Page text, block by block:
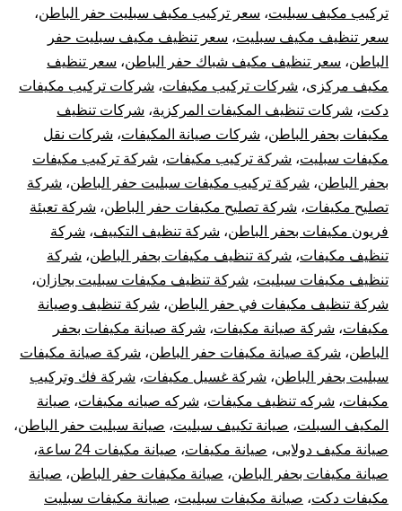
تركيب مكيف سبليت، سعر تركيب مكيف سبليت حفر الباطن،
سعر تنظيف مكيف سبليت، سعر تنظيف مكيف سبليت حفر
الباطن، سعر تنظيف مكيف شباك حفر الباطن، سعر تنظيف
مكيف مركزى، شركات تركيب مكيفات، شركات تركيب مكيفات
دكت، شركات تنظيف المكيفات المركزية، شركات تنظيف
مكيفات بحفر الباطن، شركات صيانة المكيفات، شركات نقل
مكيفات سبليت، شركة تركيب مكيفات، شركة تركيب مكيفات
بحفر الباطن، شركة تركيب مكيفات سبليت حفر الباطن، شركة
تصليح مكيفات، شركة تصليح مكيفات حفر الباطن، شركة تعبئة
فريون مكيفات بحفر الباطن، شركة تنظيف التكييف، شركة
تنظيف مكيفات، شركة تنظيف مكيفات بحفر الباطن، شركة
تنظيف مكيفات سبليت، شركة تنظيف مكيفات سبليت بجازان،
شركة تنظيف مكيفات في حفر الباطن، شركة تنظيف وصيانة
مكيفات، شركة صيانة مكيفات، شركة صيانة مكيفات بحفر
الباطن، شركة صيانة مكيفات حفر الباطن، شركة صيانة مكيفات
سبليت بحفر الباطن، شركة غسيل مكيفات، شركة فك وتركيب
مكيفات، شركه تنظيف مكيفات، شركه صيانه مكيفات، صيانة
المكيف السبلت، صيانة تكييف سبليت، صيانة سبليت حفر الباطن،
صيانة مكيف دولابى، صيانة مكيفات، صيانة مكيفات 24 ساعة
،
صيانة مكيفات بحفر الباطن، صيانة مكيفات حفر الباطن، صيانة
مكيفات دكت، صيانة مكيفات سبليت، صيانة مكيفات سبليت